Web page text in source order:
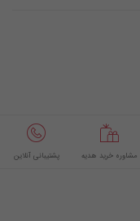
مشاوره خرید هدیه پشتیبانی آنلاین